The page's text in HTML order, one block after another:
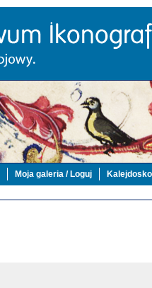
Moja galeria / Loguj